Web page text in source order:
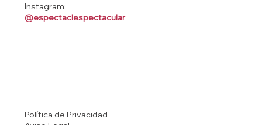
Instagram:
@espectaclespectacular
Política de Privacidad